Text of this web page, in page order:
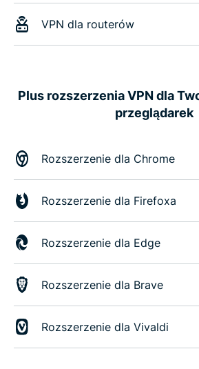
VPN dla routerów
Plus rozszerzenia VPN dla
przeglądarek
Rozszerzenie dla Chrome
Rozszerzenie dla Firefoxa
Rozszerzenie dla Edge
Rozszerzenie dla Brave
Rozszerzenie dla Vivaldi